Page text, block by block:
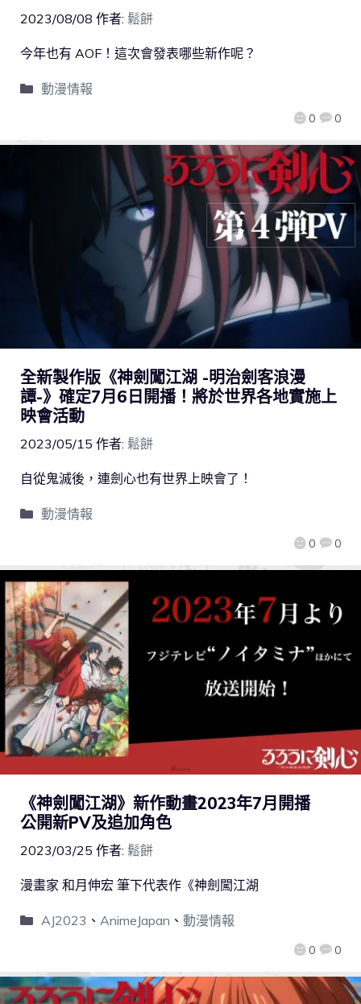
2023/08/08 作者: 鬆餅
0 0
今年也有 AOF！這次會發表哪些新作呢？
動漫情報
全新製作版《神劍闖江湖 -明治劍客浪漫
譚-》確定7月6日開播！將於世界各地實施上
映會活動
2023/05/15 作者: 鬆餅
0 0
自從鬼滅後，連劍心也有世界上映會了！
動漫情報
《神劍闖江湖》新作動畫2023年7月開播
公開新PV及追加角色
2023/03/25 作者: 鬆餅
0 0
漫畫家 和月伸宏 筆下代表作《神劍闖江湖
AJ2023 、 AnimeJapan 、 動漫情報